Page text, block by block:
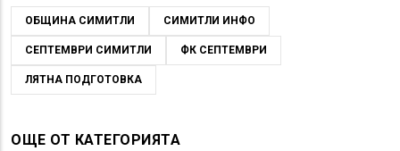
ОБЩИНА СИМИТЛИ СИМИТЛИ ИНФО
СЕПТЕМВРИ СИМИТЛИ ФК СЕПТЕМВРИ
ЛЯТНА ПОДГОТОВКА
ОЩЕ ОТ КАТЕГОРИЯТА